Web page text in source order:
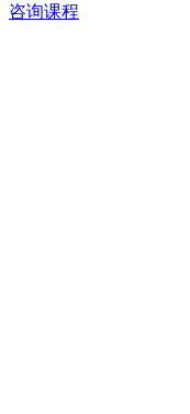
咨询课程